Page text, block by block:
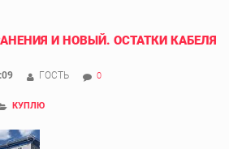
И НОВЫЙ. ОСТАТКИ КАБЕЛЯ
ГОСТЬ 0
КУПЛЮ